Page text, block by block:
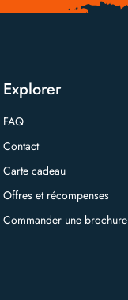
Explorer
FAQ
Contact
Carte cadeau
Offres et récompenses
Commander une brochure